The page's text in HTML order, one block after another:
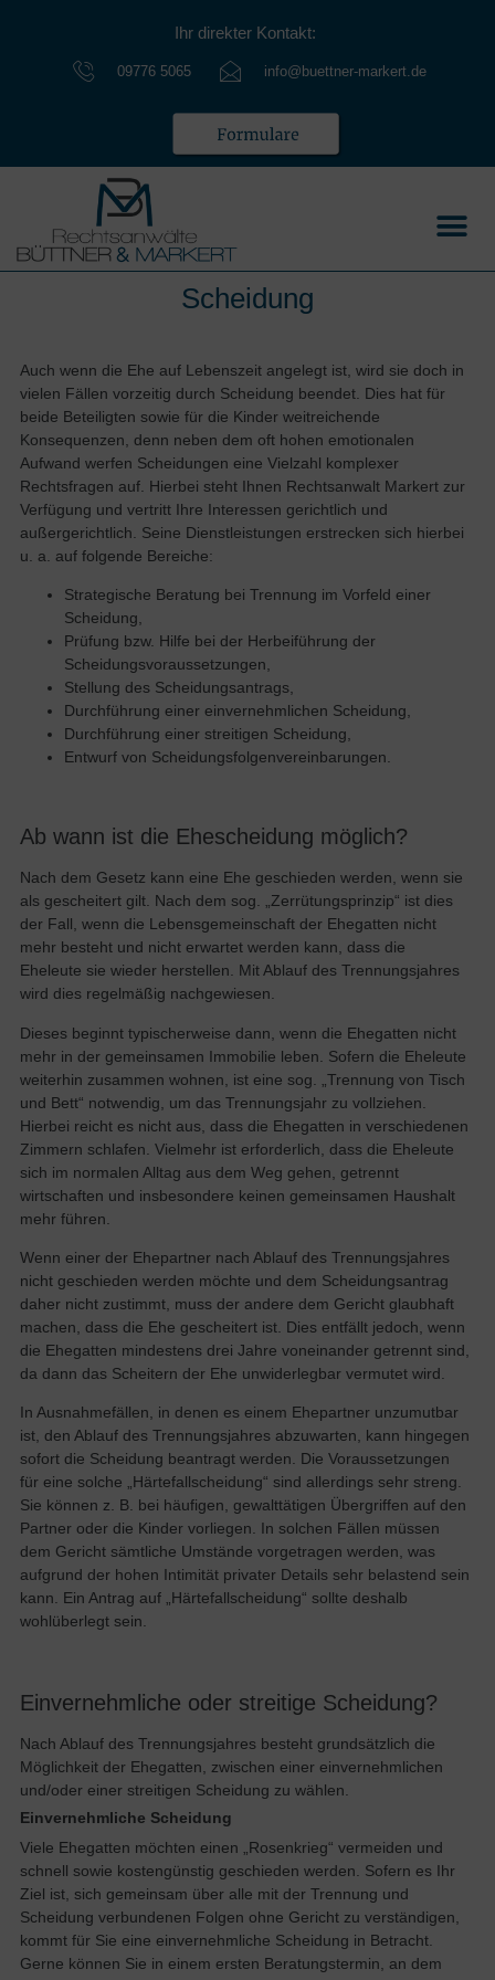
Ihr direkter Kontakt:
09776 5065 info@buettner-markert.de
Scheidung
Auch wenn die Ehe auf Lebenszeit angelegt ist, wird sie doch in
vielen Fällen vorzeitig durch Scheidung beendet. Dies hat für
beide Beteiligten sowie für die Kinder weitreichende
Konsequenzen, denn neben dem oft hohen emotionalen
Aufwand werfen Scheidungen eine Vielzahl komplexer
Rechtsfragen auf. Hierbei steht Ihnen Rechtsanwalt Markert zur
Verfügung und vertritt Ihre Interessen gerichtlich und
außergerichtlich. Seine Dienstleistungen erstrecken sich hierbei
u. a. auf folgende Bereiche:
Strategische Beratung bei Trennung im Vorfeld einer
Scheidung,
Prüfung bzw. Hilfe bei der Herbeiführung der
Scheidungsvoraussetzungen,
Stellung des Scheidungsantrags,
Durchführung einer einvernehmlichen Scheidung,
Durchführung einer streitigen Scheidung,
Entwurf von Scheidungsfolgenvereinbarungen.
Ab wann ist die Ehescheidung möglich?
Nach dem Gesetz kann eine Ehe geschieden werden, wenn sie
als gescheitert gilt. Nach dem sog. „Zerrütungsprinzip“ ist dies
der Fall, wenn die Lebensgemeinschaft der Ehegatten nicht
mehr besteht und nicht erwartet werden kann, dass die
Eheleute sie wieder herstellen. Mit Ablauf des Trennungsjahres
wird dies regelmäßig nachgewiesen.
Dieses beginnt typischerweise dann, wenn die Ehegatten nicht
mehr in der gemeinsamen Immobilie leben. Sofern die Eheleute
weiterhin zusammen wohnen, ist eine sog. „Trennung von Tisch
und Bett“ notwendig, um das Trennungsjahr zu vollziehen.
Hierbei reicht es nicht aus, dass die Ehegatten in verschiedenen
Zimmern schlafen. Vielmehr ist erforderlich, dass die Eheleute
sich im normalen Alltag aus dem Weg gehen, getrennt
wirtschaften und insbesondere keinen gemeinsamen Haushalt
mehr führen.
Wenn einer der Ehepartner nach Ablauf des Trennungsjahres
nicht geschieden werden möchte und dem Scheidungsantrag
daher nicht zustimmt, muss der andere dem Gericht glaubhaft
machen, dass die Ehe gescheitert ist. Dies entfällt jedoch, wenn
die Ehegatten mindestens drei Jahre voneinander getrennt sind,
da dann das Scheitern der Ehe unwiderlegbar vermutet wird.
In Ausnahmefällen, in denen es einem Ehepartner unzumutbar
ist, den Ablauf des Trennungsjahres abzuwarten, kann hingegen
sofort die Scheidung beantragt werden. Die Voraussetzungen
für eine solche „Härtefallscheidung“ sind allerdings sehr streng.
Sie können z. B. bei häufigen, gewalttätigen Übergriffen auf den
Partner oder die Kinder vorliegen. In solchen Fällen müssen
dem Gericht sämtliche Umstände vorgetragen werden, was
aufgrund der hohen Intimität privater Details sehr belastend sein
kann. Ein Antrag auf „Härtefallscheidung“ sollte deshalb
wohlüberlegt sein.
Einvernehmliche oder streitige Scheidung?
Nach Ablauf des Trennungsjahres besteht grundsätzlich die
Möglichkeit der Ehegatten, zwischen einer einvernehmlichen
und/oder einer streitigen Scheidung zu wählen.
Einvernehmliche Scheidung
Viele Ehegatten möchten einen „Rosenkrieg“ vermeiden und
schnell sowie kostengünstig geschieden werden. Sofern es Ihr
Ziel ist, sich gemeinsam über alle mit der Trennung und
Scheidung verbundenen Folgen ohne Gericht zu verständigen,
kommt für Sie eine einvernehmliche Scheidung in Betracht.
Gerne können Sie in einem ersten Beratungstermin, an dem